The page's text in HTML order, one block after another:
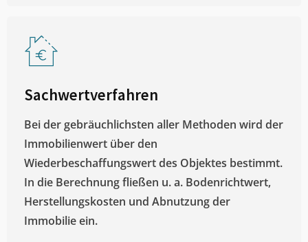
Sachwertverfahren
Bei der gebräuchlichsten aller Methoden wird der
Immobilienwert über den
Wiederbeschaffungswert des Objektes bestimmt.
In die Berechnung fließen u. a. Bodenrichtwert,
Herstellungskosten und Abnutzung der
Immobilie ein.